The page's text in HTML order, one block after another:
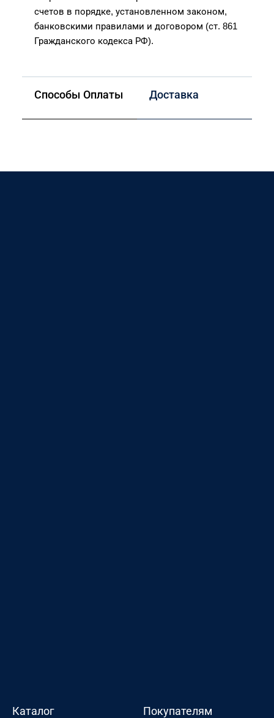
счетов в порядке, установленном законом,
банковскими правилами и договором (ст. 861
Гражданского кодекса РФ).
Способы Оплаты Доставка
Каталог Покупателям